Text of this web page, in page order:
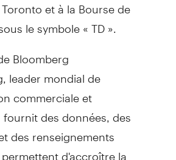
le symbole « TD ».
Bloomberg
leader mondial de
commerciale et
des données, des
des renseignements
d'accroître la